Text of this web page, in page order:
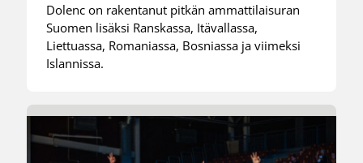
Dolenc on rakentanut pitkän ammattilaisuran
Suomen lisäksi Ranskassa, Itävallassa,
Liettuassa, Romaniassa, Bosniassa ja viimeksi
Islannissa.